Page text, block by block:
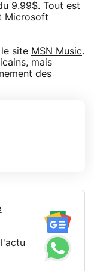
9.99$. Tout est
Microsoft
site MSN Music.
mais
des